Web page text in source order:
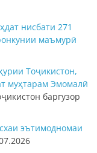
нисбати 271
маъмурӣ
Тоҷикистон,
муҳтарам Эмомалӣ
баргузор
эътимодномаи